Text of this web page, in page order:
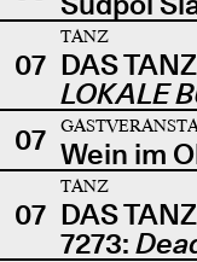
07
TANZ
DAS
LOKALE
07 Wein im
07
TANZ
DAS
7273: